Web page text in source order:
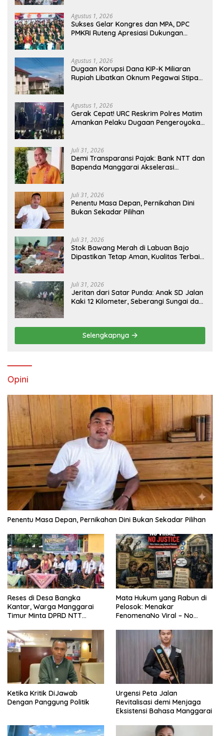
Agustus 1, 2026
Sukses Gelar Kongres dan MPA, DPC
PMKRI Ruteng Apresiasi Dukungan
Agustus 1, 2026
Dugaan Korupsi Dana KIP-K Miliaran
Rupiah Libatkan Oknum Pegawai Stipas
Agustus 1, 2026
Gerak Cepat! URC Reskrim Polres Matim
Amankan Pelaku Dugaan Pengeroyokan
Juli 31, 2026
​Demi Transparansi Pajak: Bank NTT dan
Bapenda Manggarai Akselerasi
Juli 31, 2026
Penentu Masa Depan, Pernikahan Dini
Bukan Sekadar Pilihan
Juli 31, 2026
Stok Bawang Merah di Labuan Bajo
Dipastikan Tetap Aman, Kualitas Terbaik
Juli 31, 2026
Jeritan dari Satar Punda: Anak SD Jalan
Kaki 12 Kilometer, Seberangi Sungai dan
Selengkapnya
Opini
Penentu Masa Depan, Pernikahan Dini Bukan Sekadar Pilihan
Reses di Desa Bangka
Kantar, Warga Manggarai
Timur Minta DPRD NTT
Pergub Larangan Beli BBM
Bersubsidi Bagi Penunggak
Pajak
Mata Hukum yang Rabun di
Pelosok: Menakar
FenomenaNo Viral – No
Ketika Kritik DiJawab
Dengan Panggung Politik
Urgensi Peta Jalan
Revitalisasi demi Menjaga
Eksistensi Bahasa Manggarai